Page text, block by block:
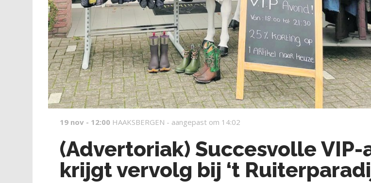
19 nov - 12:00 HAAKSBERGEN - aangepast om 14:02
(Advertoriak) Succesvolle VIP-
krijgt vervolg bij ‘t